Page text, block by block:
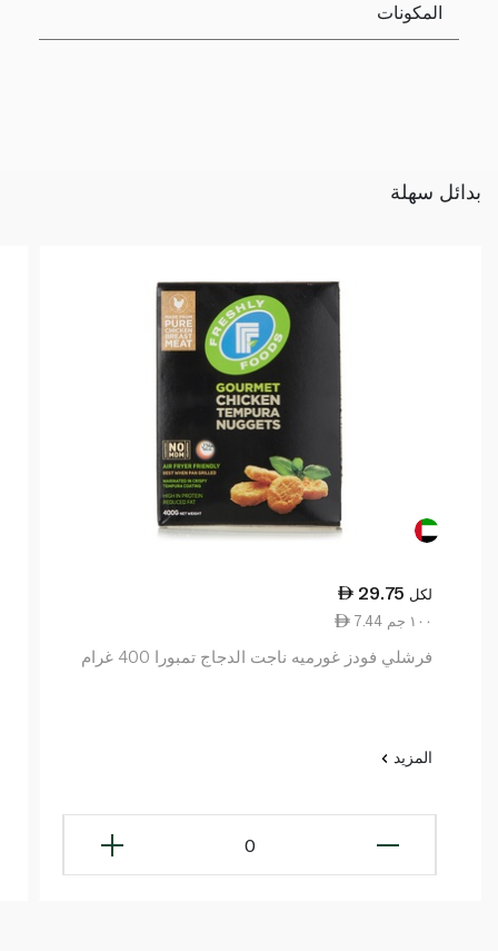
المكونات
بدائل سهلة
29.75 لكل
7.44 ١٠٠ جم
فرشلي فودز غورميه ناجت الدجاج تمبورا 400 غرام
المزيد
0